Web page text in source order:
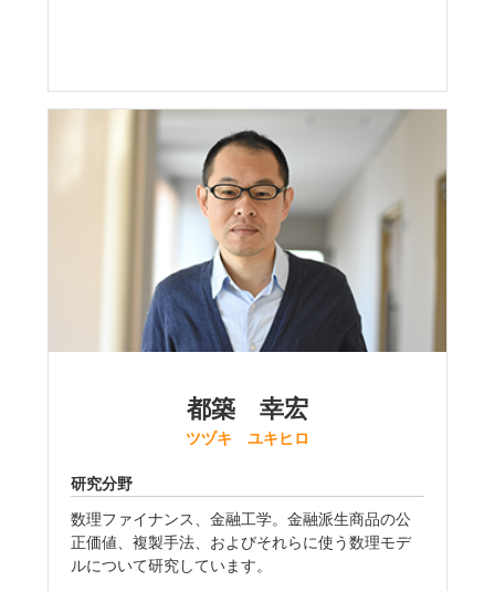
都築 幸宏
ツヅキ ユキヒロ
研究分野
数理ファイナンス、金融工学。金融派生商品の公
正価値、複製手法、およびそれらに使う数理モデ
ルについて研究しています。